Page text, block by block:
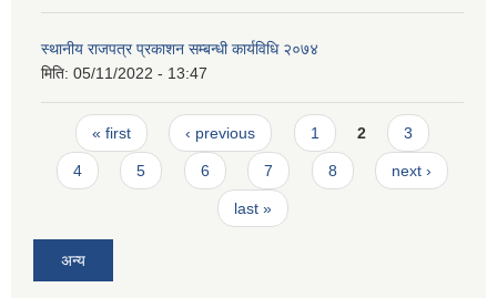
स्थानीय राजपत्र प्रकाशन सम्बन्धी कार्यविधि २०७४
मिति: 05/11/2022 - 13:47
Pages
« first ‹ previous 1 2 3
4 5 6 7 8 next ›
last »
अन्य